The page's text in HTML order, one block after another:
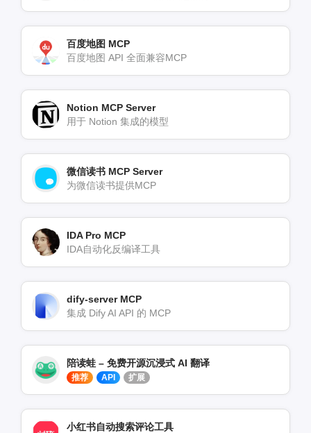
百度地图 MCP
百度地图 API 全面兼容MCP
Notion MCP Server
用于 Notion 集成的模型
微信读书 MCP Server
为微信读书提供MCP
IDA Pro MCP
IDA自动化反编译工具
dify-server MCP
集成 Dify AI API 的 MCP
陪读蛙 – 免费开源沉浸式 AI 翻译
推荐 API 扩展
小红书自动搜索评论工具